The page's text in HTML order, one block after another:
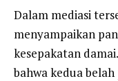
Dalam mediasi
menyampaikan
kesepakatan
bahwa kedua